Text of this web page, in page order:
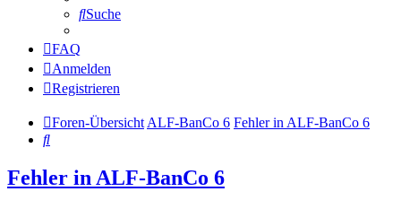
Suche
FAQ
Anmelden
Registrieren
Foren-ÜbersichtALF-BanCo 6 Fehler in ALF-BanCo 6
Suche
Fehler in ALF-BanCo 6